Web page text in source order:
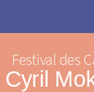
Festival des
Cyril